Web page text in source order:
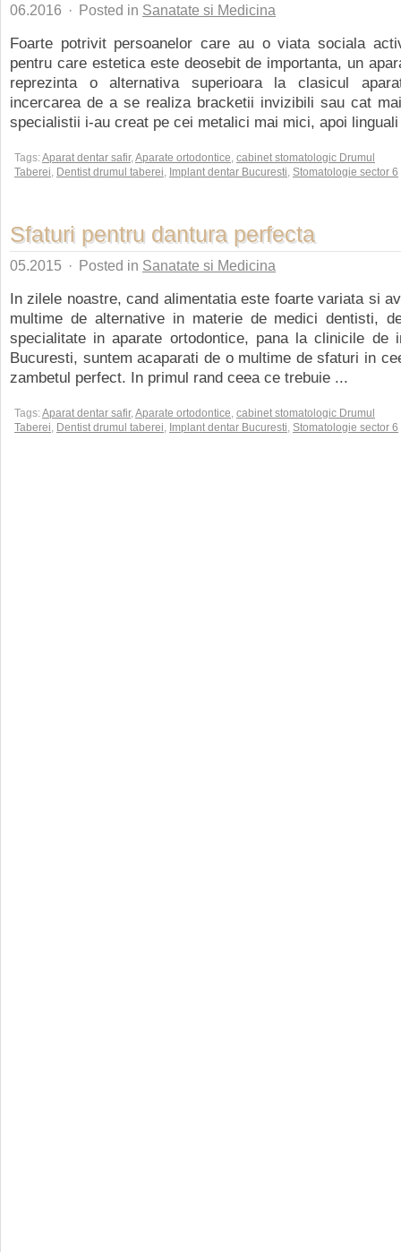
06.2016 · Posted in Sanatate si Medicina
Foarte potrivit persoanelor care au o viata sociala
pentru care estetica este deosebit de importanta, un
reprezinta o alternativa superioara la clasicul
incercarea de a se realiza bracketii invizibili sau cat
specialistii i-au creat pe cei metalici mai mici, apoi
Tags:Aparat dentar safir,Aparate ortodontice, cabinet stomatologic Drumul
Taberei, Dentist drumul taberei, Implant dentar Bucuresti, Stomatologie sector 6
Sfaturi pentru dantura perfecta
05.2015 · Posted in Sanatate si Medicina
In zilele noastre, cand alimentatia este foarte variata si
multime de alternative in materie de medici dentisti,
specialitate in aparate ortodontice, pana la clinicile de
Bucuresti, suntem acaparati de o multime de sfaturi in
zambetul perfect. In primul rand ceea ce trebuie ...
Tags:Aparat dentar safir,Aparate ortodontice, cabinet stomatologic Drumul
Taberei, Dentist drumul taberei, Implant dentar Bucuresti, Stomatologie sector 6